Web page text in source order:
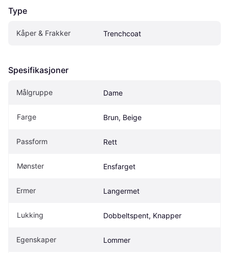
Type
Kåper & Frakker Trenchcoat
Spesifikasjoner
Målgruppe Dame
Farge Brun, Beige
Passform Rett
Mønster Ensfarget
Ermer Langermet
Lukking Dobbeltspent, Knapper
Egenskaper Lommer